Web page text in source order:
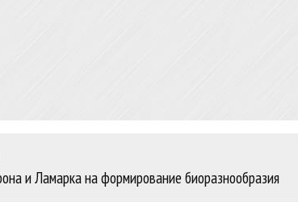
и Ламарка на формирование биоразнообразия